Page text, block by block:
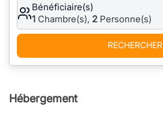
Bénéficiaire(s)
1 Chambre(s), 2 Personne(s)
RECHERCHER
Hébergement